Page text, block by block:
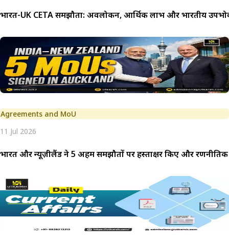
भारत-UK CETA समझौता: अवलोकन, आर्थिक लाभ और भारतीय
Agreements and MoU
11 Jul 2026
भारत और न्यूज़ीलैंड ने 5 अहम समझौतों पर हस्ताक्षर किए और